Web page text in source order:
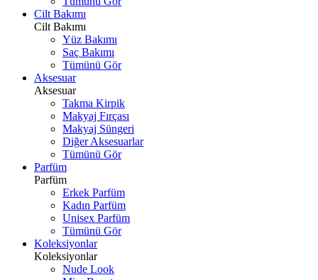
Cilt Bakımı
Cilt Bakımı
Yüz Bakımı
Saç Bakımı
Tümünü Gör
Aksesuar
Aksesuar
Takma Kirpik
Makyaj Fırçası
Makyaj Süngeri
Diğer Aksesuarlar
Tümünü Gör
Parfüm
Parfüm
Erkek Parfüm
Kadın Parfüm
Unisex Parfüm
Tümünü Gör
Koleksiyonlar
Koleksiyonlar
Nude Look